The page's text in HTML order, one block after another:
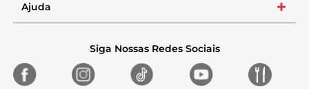
Ajuda +
Siga Nossas Redes Sociais